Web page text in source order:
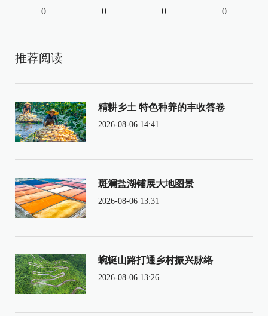
0 0 0 0
推荐阅读
精耕乡土 特色种养的丰收答卷
2026-08-06 14:41
斑斓盐湖铺展大地图景
2026-08-06 13:31
蜿蜒山路打通乡村振兴脉络
2026-08-06 13:26